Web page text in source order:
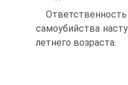
самоубийства
летнего возраста.